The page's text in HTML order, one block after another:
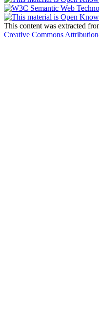
This content was extracted
Creative Commons